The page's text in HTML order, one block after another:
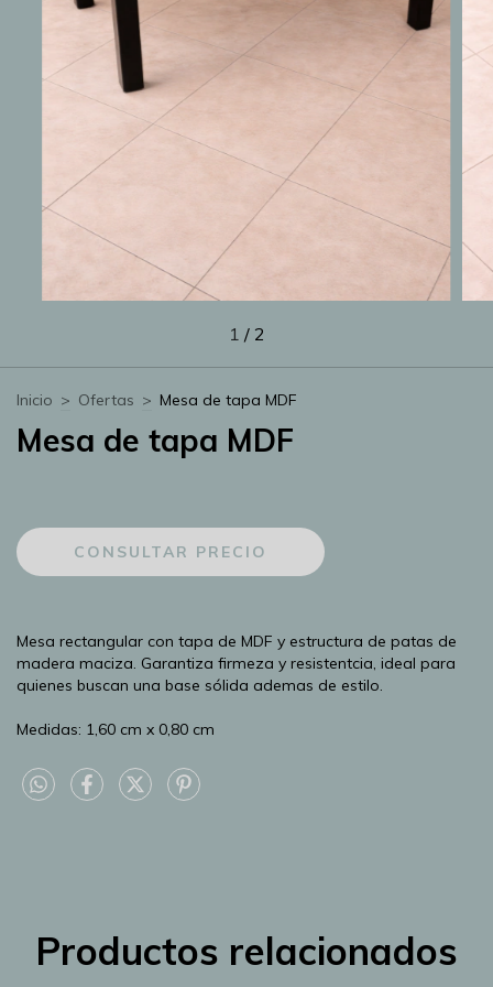
1 / 2
Inicio > Ofertas > Mesa de tapa MDF
Mesa de tapa MDF
Mesa rectangular con tapa de MDF y estructura de patas de
madera maciza. Garantiza firmeza y resistentcia, ideal para
quienes buscan una base sólida ademas de estilo.
Medidas: 1,60 cm x 0,80 cm
Productos relacionados